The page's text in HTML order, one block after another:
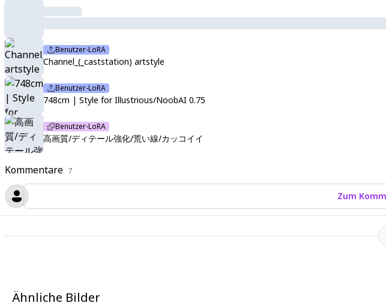
Kommentare 7
Zum
Benutzer-LoRA
Channel_(_caststation) artstyle
Benutzer-LoRA
748cm | Style for Illustrious/NoobAI 0.75
Benutzer-LoRA
高画質/ディテール強化/荒い線/カッコイイ
Ähnliche Bilder